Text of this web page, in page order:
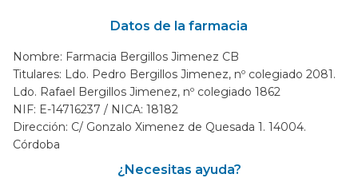
Datos de la farmacia
Nombre: Farmacia Bergillos Jimenez CB
Titulares: Ldo. Pedro Bergillos Jimenez, nº colegiado 2081.
Ldo. Rafael Bergillos Jimenez, nº colegiado 1862
NIF: E-14716237 / NICA: 18182
Dirección: C/ Gonzalo Ximenez de Quesada 1. 14004.
Córdoba
¿Necesitas ayuda?